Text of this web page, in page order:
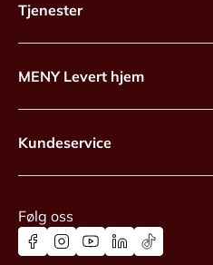
Tjenester
MENY Levert hjem
Kundeservice
Følg oss